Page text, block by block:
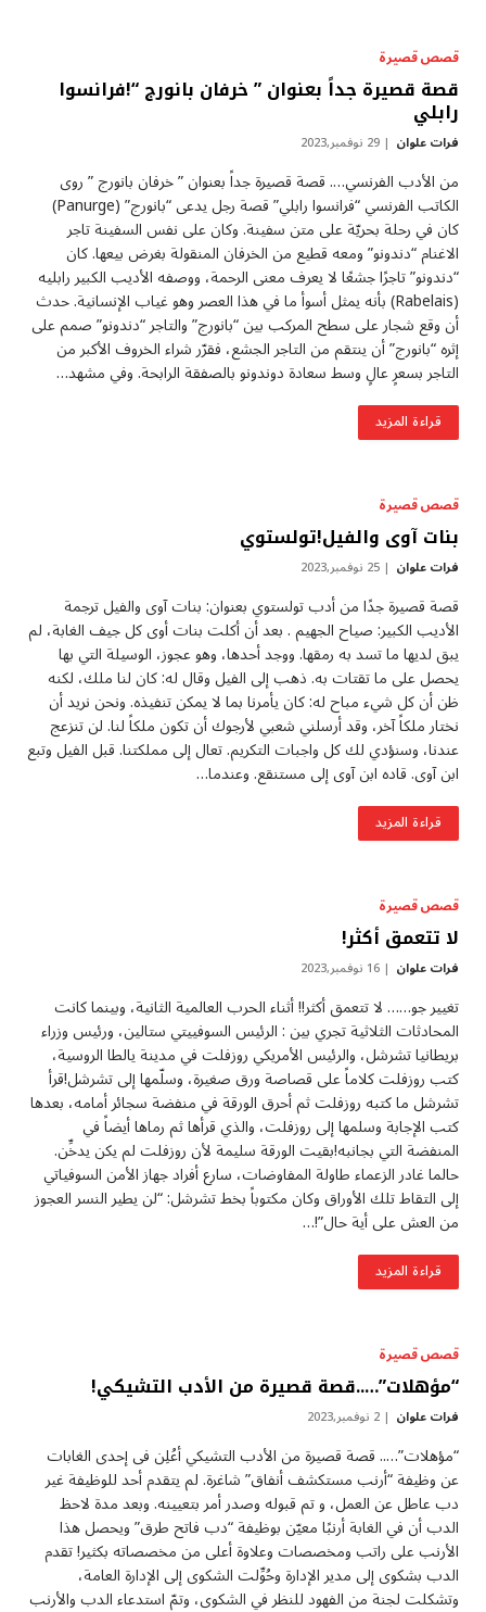
قصص قصيرة
قصة قصيرة جداً بعنوان ” ‏خرفان بانورج “!فرانسوا
رابلي
فرات علوان 29 نوفمبر,2023
من الأدب الفرنسي…. قصة قصيرة جداً بعنوان ” ‏خرفان بانورج ” روى
الكاتب الفرنسي “فرانسوا رابلي” قصة رجل يدعى “بانورج” (Panurge)
كان في رحلة بحريّة على متن سفينة. وكان على نفس السفينة تاجر
الاغنام “دندونو” ومعه قطيع من الخرفان المنقولة بغرض بيعها. كان
“دندونو” تاجرًا جشعًا لا يعرف معنى الرحمة،‏ ووصفه الأديب الكبير رابليه
(Rabelais) بأنه يمثل أسوأ ما في هذا العصر وهو غياب الإنسانية. حدث
أن وقع شجار على سطح المركب بين “بانورج” والتاجر “دندونو” صمم على
إثره “بانورج” أن ينتقم من التاجر الجشع، فقرّر شراء الخروف الأكبر من
التاجر بسعرٍ عالٍ وسط سعادة دوندونو بالصفقة الرابحة.‏ وفي مشهد…
قراءة المزيد
قصص قصيرة
بنات آوى والفيل!تولستوي
فرات علوان 25 نوفمبر,2023
قصة قصيرة جدًا من أدب تولستوي بعنوان: بنات آوى والفيل ترجمة
الأديب الكبير: صياح الجهيم . بعد أن أكلت بنات أوى كل جيف الغابة، لم
يبق لديها ما تسد به رمقها. ووجد أحدها، وهو عجوز، الوسيلة التي بها
يحصل على ما تقتات به. ذهب إلى الفيل وقال له: كان لنا ملك، لكنه
ظن أن كل شيء مباح له: كان يأمرنا بما لا يمكن تنفيذه. ونحن نريد أن
نختار ملكاً آخر، وقد أرسلني شعبي لأرجوك أن تكون ملكاً لنا. لن تنزعج
عندنا، وسنؤدي لك كل واجبات التكريم. تعال إلى مملكتنا. قبل الفيل وتبع
ابن آوى. قاده ابن آوى إلى مستنقع. وعندما…
قراءة المزيد
قصص قصيرة
لا تتعمق أكثر!
فرات علوان 16 نوفمبر,2023
تغيير جو…… ‏لا تتعمق أكثر!! أثناء الحرب العالمية الثانية، وبينما كانت
المحادثات الثلاثية تجري بين : الرئيس السوفييتي ستالين، ورئيس وزراء
بريطانيا تشرشل، والرئيس الأمريكي روزفلت في مدينة يالطا الروسية،
كتب روزفلت كلاماً على قصاصة ورق صغيرة، وسلّمها إلى تشرشل!قرأ
تشرشل ما كتبه روزفلت ثم أحرق الورقة في منفضة سجائر أمامه، بعدها
كتب الإجابة وسلمها إلى روزفلت، والذي قرأها ثم رماها أيضاً في
المنفضة التي بجانبه!بقيت الورقة سليمة لأن روزفلت لم يكن يدخِّن.
حالما غادر الزعماء طاولة المفاوضات، سارع أفراد جهاز الأمن السوفياتي
إلى التقاط تلك الأوراق وكان مكتوباً بخط تشرشل: “لن يطير النسر العجوز
من العش على أية حال”!…
قراءة المزيد
قصص قصيرة
“مؤهلات”…..قصة قصيرة من الأدب التشيكي!
فرات علوان 2 نوفمبر,2023
“مؤهلات”….. قصة قصيرة من الأدب التشيكي ​أعُلِن فى إحدى الغابات
عن وظيفة “أرنب مستكشف أنفاق” شاغرة. لم يتقدم أحد للوظيفة غير
دب عاطل عن العمل، و تم قبوله وصدر أمر بتعيينه. وبعد مدة لاحظ
الدب أن في الغابة أرنبًا معيّن بوظيفة “دب فاتح طرق” ويحصل هذا
الأرنب على راتب ومخصصات وعلاوة أعلى من مخصصاته بكثير! تقدم
الدب بشكوى إلى مدير الإدارة وحُوِّلت الشكوى إلى الإدارة العامة،
وتشكلت لجنة من الفهود للنظر في الشكوى، وتمّ استدعاء الدب والأرنب